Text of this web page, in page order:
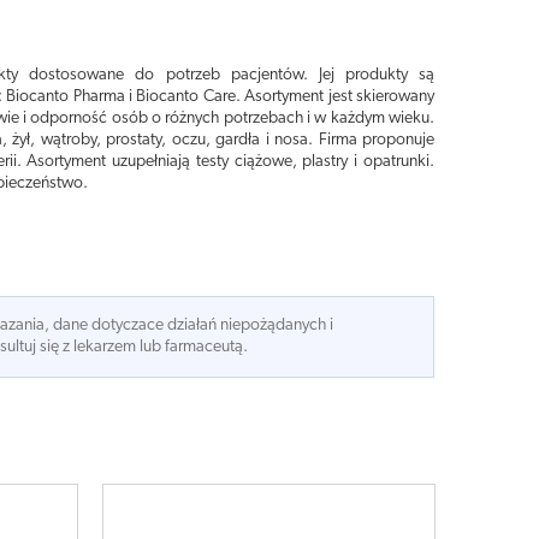
dostosowane do potrzeb pacjentów. Jej produkty są
Pharma i Biocanto Care. Asortyment jest skierowany
i odporność osób o różnych potrzebach i w każdym wieku.
wątroby, prostaty, oczu, gardła i nosa. Firma proponuje
Asortyment uzupełniają testy ciążowe, plastry i opatrunki.
dane dotyczace działań niepożądanych i
się z lekarzem lub farmaceutą.